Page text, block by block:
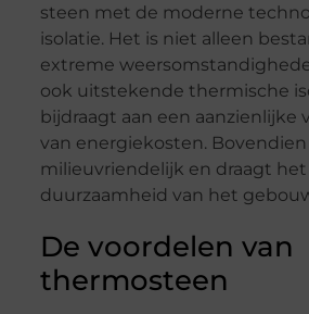
steen met de moderne
isolatie. Het is niet alleen
extreme
ook uitstekende thermische
bijdraagt aan een aanzienlijke
van energiekosten.
milieuvriendelijk en draagt het
duurzaamheid van het
De voordelen van
thermosteen